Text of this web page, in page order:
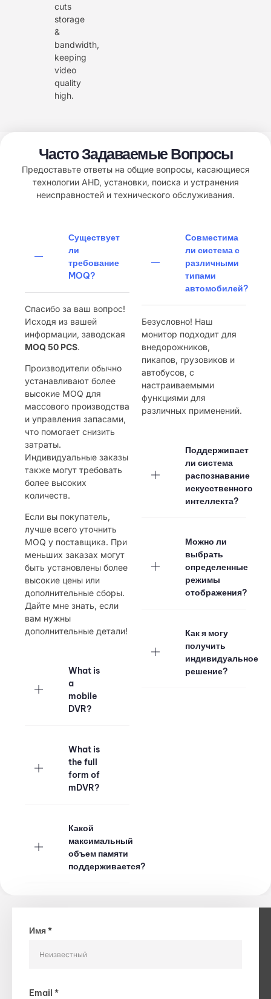
cuts
storage
&
bandwidth,
keeping
video
quality
high.
Часто Задаваемые Вопросы
Предоставьте ответы на общие вопросы, касающиеся
технологии AHD, установки, поиска и устранения
неисправностей и технического обслуживания.
Существует
ли
требование
MOQ?
Спасибо за ваш вопрос!
Исходя из вашей
информации, заводская
MOQ 50 PCS.
Производители обычно
устанавливают более
высокие MOQ для
массового производства
и управления запасами,
что помогает снизить
затраты.
Индивидуальные заказы
также могут требовать
более высоких
количеств.
Если вы покупатель,
лучше всего уточнить
MOQ у поставщика. При
меньших заказах могут
быть установлены более
высокие цены или
дополнительные сборы.
Дайте мне знать, если
вам нужны
дополнительные детали!
What is
a
mobile
DVR?
What is
the full
form of
mDVR?
Какой
максимальный
объем памяти
поддерживается?
Совместима
ли система с
различными
типами
автомобилей?
Безусловно! Наш
монитор подходит для
внедорожников,
пикапов, грузовиков и
автобусов, с
настраиваемыми
функциями для
различных применений.
Поддерживает
ли система
распознавание
искусственного
интеллекта?
Можно ли
выбрать
определенные
режимы
отображения?
Как я могу
получить
индивидуальное
решение?
Имя *
Email *